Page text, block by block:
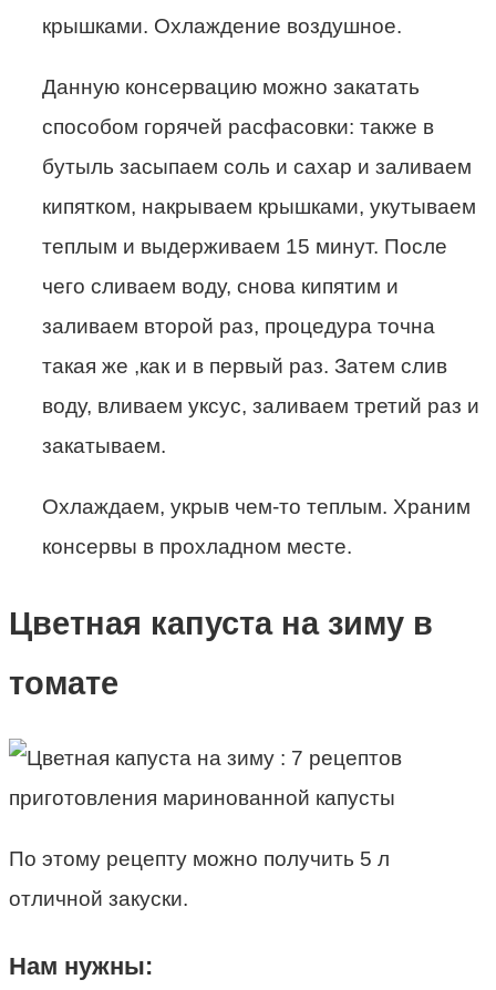
крышками. Охлаждение воздушное.
Данную консервацию можно закатать
способом горячей расфасовки: также в
бутыль засыпаем соль и сахар и заливаем
кипятком, накрываем крышками, укутываем
теплым и выдерживаем 15 минут. После
чего сливаем воду, снова кипятим и
заливаем второй раз, процедура точна
такая же ,как и в первый раз. Затем слив
воду, вливаем уксус, заливаем третий раз и
закатываем.
Охлаждаем, укрыв чем-то теплым. Храним
консервы в прохладном месте.
Цветная капуста на зиму в
томате
По этому рецепту можно получить 5 л
отличной закуски.
Нам нужны: